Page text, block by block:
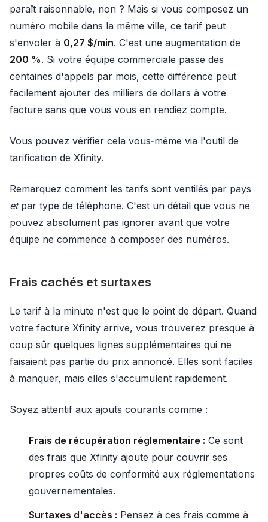
paraît raisonnable, non ? Mais si vous composez un
numéro mobile dans la même ville, ce tarif peut
s'envoler à 0,27 $/min. C'est une augmentation de
200 %. Si votre équipe commerciale passe des
centaines d'appels par mois, cette différence peut
facilement ajouter des milliers de dollars à votre
facture sans que vous vous en rendiez compte.
Vous pouvez vérifier cela vous‑même via l'outil de
tarification de Xfinity.
Remarquez comment les tarifs sont ventilés par pays
etpar type de téléphone. C'est un détail que vous ne
pouvez absolument pas ignorer avant que votre
équipe ne commence à composer des numéros.
Frais cachés et surtaxes
Le tarif à la minute n'est que le point de départ. Quand
votre facture Xfinity arrive, vous trouverez presque à
coup sûr quelques lignes supplémentaires qui ne
faisaient pas partie du prix annoncé. Elles sont faciles
à manquer, mais elles s'accumulent rapidement.
Soyez attentif aux ajouts courants comme :
Frais de récupération réglementaire : Ce sont
des frais que Xfinity ajoute pour couvrir ses
propres coûts de conformité aux réglementations
gouvernementales.
Surtaxes d'accès : Pensez à ces frais comme à